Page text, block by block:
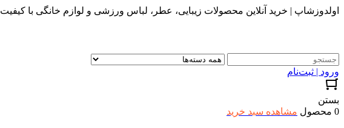
اولدوزشاپ | خرید آنلاین محصولات زیبایی، عطر، لباس ورزشی و لوازم خانگی با کیفیت
ورود | ثبت‌نام
بستن
0 محصول
مشاهده سبد خرید